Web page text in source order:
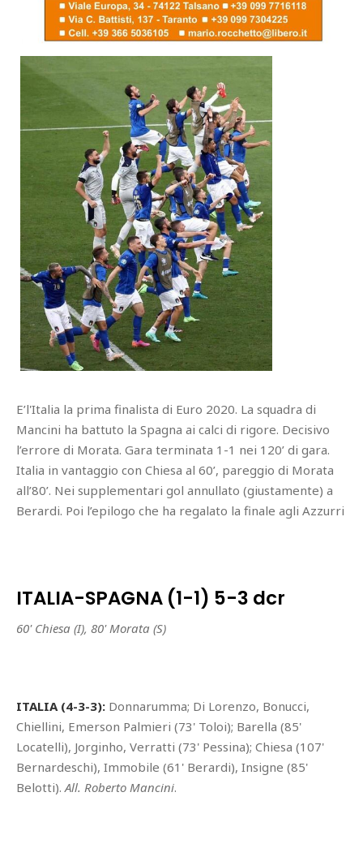
E’l'Italia la prima finalista di Euro 2020. La squadra di
Mancini ha battuto la Spagna ai calci di rigore. Decisivo
l’errore di Morata. Gara terminata 1-1 nei 120’ di gara.
Italia in vantaggio con Chiesa al 60’, pareggio di Morata
all’80’. Nei supplementari gol annullato (giustamente) a
Berardi. Poi l’epilogo che ha regalato la finale agli Azzurri
ITALIA-SPAGNA (1-1) 5-3 dcr
60' Chiesa (I), 80' Morata (S)
ITALIA (4-3-3): Donnarumma; Di Lorenzo, Bonucci,
Chiellini, Emerson Palmieri (73' Toloi); Barella (85'
Locatelli), Jorginho, Verratti (73' Pessina); Chiesa (107'
Bernardeschi), Immobile (61' Berardi), Insigne (85'
Belotti).All. Roberto Mancini.